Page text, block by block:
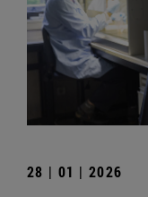
28 | 01 | 2026